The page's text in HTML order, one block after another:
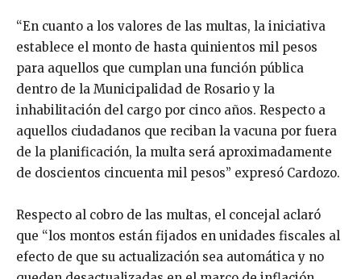
“En cuanto a los valores de las multas, la iniciativa
establece el monto de hasta quinientos mil pesos
para aquellos que cumplan una función pública
dentro de la Municipalidad de Rosario y la
inhabilitación del cargo por cinco años. Respecto a
aquellos ciudadanos que reciban la vacuna por fuera
de la planificación, la multa será aproximadamente
de doscientos cincuenta mil pesos” expresó Cardozo.
Respecto al cobro de las multas, el concejal aclaró
que “los montos están fijados en unidades fiscales al
efecto de que su actualización sea automática y no